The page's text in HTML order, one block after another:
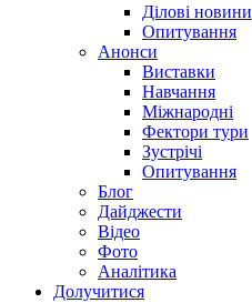
Ділові новини
Опитування
Анонси
Виставки
Навчання
Міжнародні
Фектори тури
Зустрічі
Опитування
Блог
Дайджести
Відео
Фото
Аналітика
Долучитися